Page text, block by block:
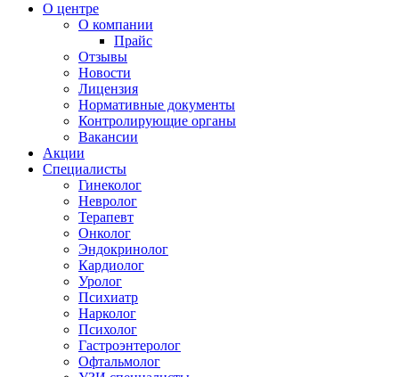
О центре
О компании
Прайс
Отзывы
Новости
Лицензия
Нормативные документы
Контролирующие органы
Вакансии
Акции
Специалисты
Гинеколог
Невролог
Терапевт
Онколог
Эндокринолог
Кардиолог
Уролог
Психиатр
Нарколог
Психолог
Гастроэнтеролог
Офтальмолог